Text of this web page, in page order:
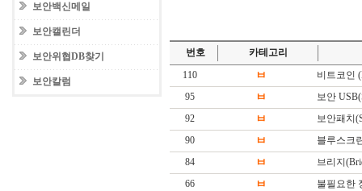
보안백신메일
보안캘린더
보안위협DB찾기
보안칼럼
번호
카테고리
110
ㅂ
비트코인
95
ㅂ
보안
92
ㅂ
보안패치
90
ㅂ
블루스크
84
ㅂ
브리지
66
ㅂ
불필요한